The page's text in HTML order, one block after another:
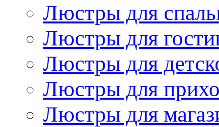
Люстры для
Люстры для
Люстры для
Люстры для
Люстры для